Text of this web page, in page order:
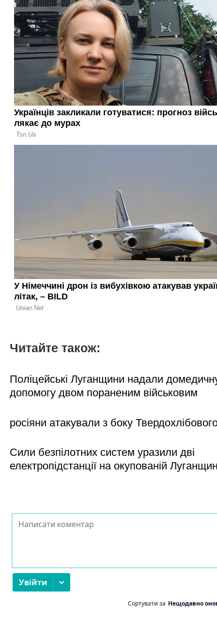
Читайте також:
Поліцейські Луганщини надали
допомогу двом пораненим військовим
росіяни атакували з боку
Сили безпілотних систем уразили дві
електропідстанції на окупованій